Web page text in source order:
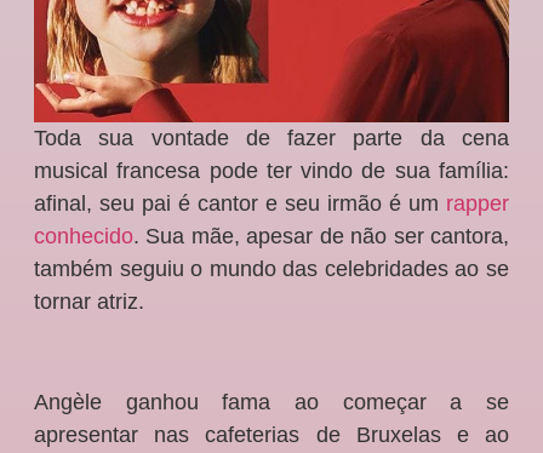
Toda sua vontade de fazer parte da cena
musical francesa pode ter vindo de sua família:
afinal, seu pai é cantor e seu irmão é um rapper
conhecido. Sua mãe, apesar de não ser cantora,
também seguiu o mundo das celebridades ao se
tornar atriz.
Angèle ganhou fama ao começar a se
apresentar nas cafeterias de Bruxelas e ao